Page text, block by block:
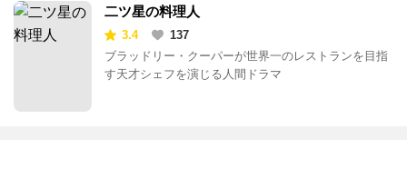
二ツ星の料理人
3.4
137
ブラッドリー・クーパーが世界一のレストランを目指
す天才シェフを演じる人間ドラマ